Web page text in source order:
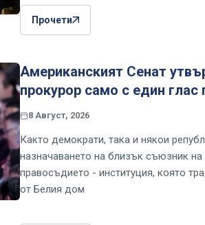
Прочети
Американският Сенат
прокурор само с един глас
8 Август, 2026
Както демократи, така и някои
назначаването на близък съюзник
правосъдието - институция, която
от Белия дом